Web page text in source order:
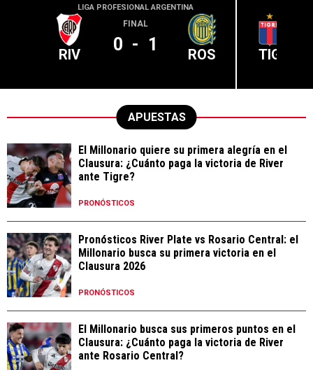
LIGA PROFESIONAL ARGENTINA
RIV
FINAL
0 - 1 ROS TIG
APUESTAS
El Millonario quiere su primera alegría en el
Clausura: ¿Cuánto paga la victoria de River
ante Tigre?
PRONÓSTICOS
Pronósticos River Plate vs Rosario Central: el
Millonario busca su primera victoria en el
Clausura 2026
PRONÓSTICOS
El Millonario busca sus primeros puntos en el
Clausura: ¿Cuánto paga la victoria de River
ante Rosario Central?